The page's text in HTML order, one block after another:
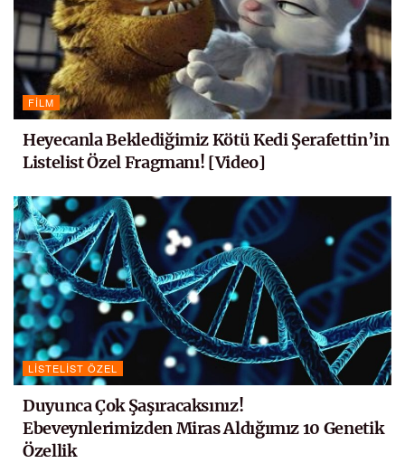
FILM
Heyecanla Beklediğimiz Kötü Kedi Şerafettin’in
Listelist Özel Fragmanı! [Video]
LISTELIST ÖZEL
Duyunca Çok Şaşıracaksınız!
Ebeveynlerimizden Miras Aldığımız 10 Genetik
Özellik